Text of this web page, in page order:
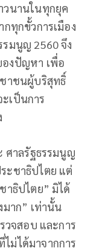
วนานในทุกยุค
ทุกขั้วการเมือง
มนูญ 2560 จึง
งปัญหา เพื่อ
าชนผู้บริสุทธิ์
เป็นการ
ศาลรัฐธรรมนูญ
ะชาธิปไตย แต่
าธิปไตย” มิได้
มาก” เท่านั้น
วจสอบ และการ
ม่ได้มาจากการ